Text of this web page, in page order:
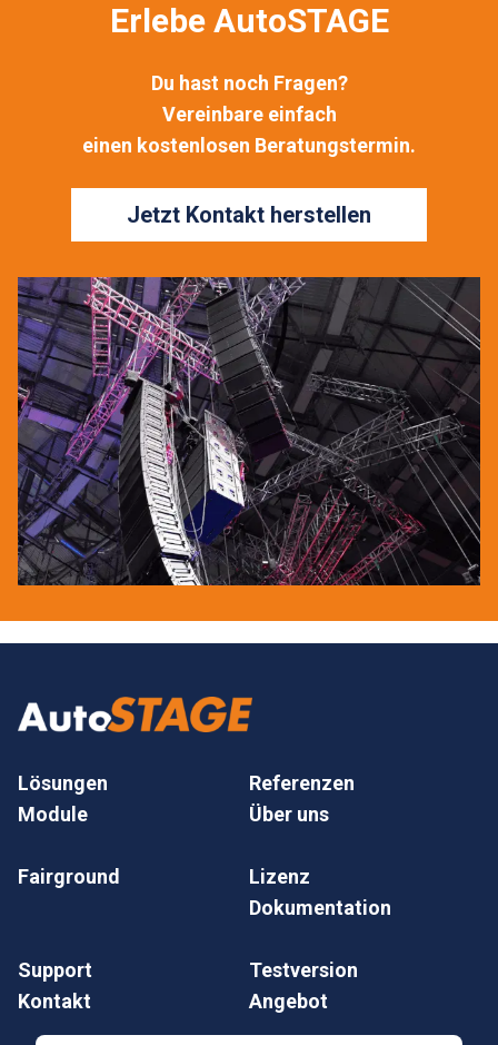
Erlebe AutoSTAGE
Du hast noch Fragen?
Vereinbare einfach
einen kostenlosen Beratungstermin.
Jetzt Kontakt herstellen
Lösungen
Module
Fairground
Referenzen
Über uns
Lizenz
Dokumentation
Support
Kontakt
Testversion
Angebot